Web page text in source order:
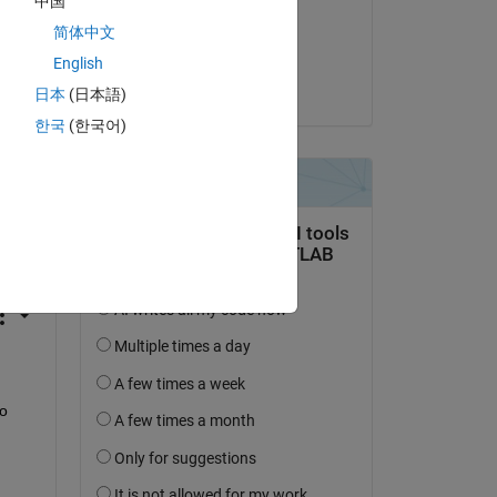
简体中文
English
日本 (日本語)
한국 (한국어)